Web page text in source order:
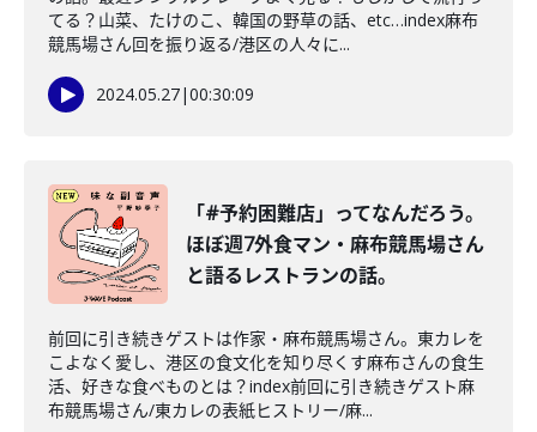
てる？山菜、たけのこ、韓国の野草の話、etc…index麻布
競馬場さん回を振り返る/港区の人々に...
2024.05.27|00:30:09
「#予約困難店」ってなんだろう。
ほぼ週7外食マン・麻布競馬場さん
と語るレストランの話。
前回に引き続きゲストは作家・麻布競馬場さん。東カレを
こよなく愛し、港区の食文化を知り尽くす麻布さんの食生
活、好きな食べものとは？index前回に引き続きゲスト麻
布競馬場さん/東カレの表紙ヒストリー/麻...